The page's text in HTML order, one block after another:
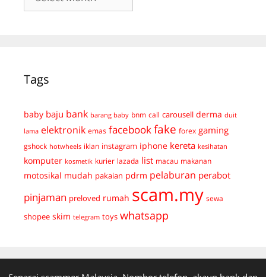
Tags
baby baju bank barang baby bnm call carousell derma duit
lama elektronik emas facebook fake forex gaming
gshock hotwheels iklan instagram iphone kereta kesihatan
komputer kosmetik kurier lazada list macau makanan
motosikal mudah pakaian pdrm pelaburan perabot
pinjaman preloved rumah scam.my sewa
shopee skim telegram toys whatsapp